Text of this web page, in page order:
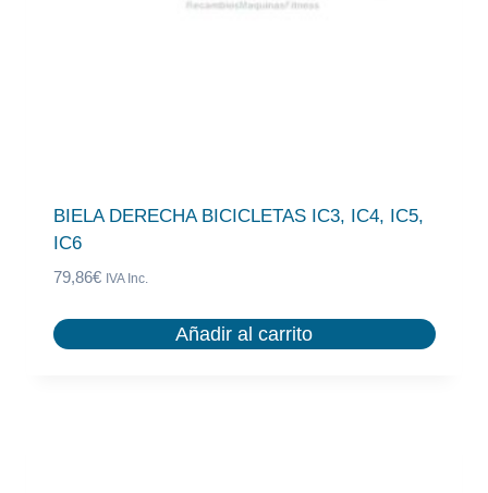
BIELA DERECHA BICICLETAS IC3, IC4, IC5,
IC6
79,86€ IVA Inc.
Añadir al carrito